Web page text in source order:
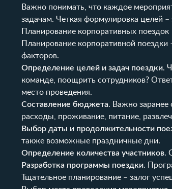
Важно понимать, что каждое
задачам. Четкая формулировка целей –
Планирование корпоративных поездок
Планирование корпоративной
факторов.
Определение целей и задач поездки.
команде, поощрить сотрудников?
место проведения.
Составление бюджета. Важно заранее
расходы, проживание, питание,
Выбор даты и продолжительности
также возможные праздничные дни.
Определение количества участников.
Разработка программы поездки.
Тщательное планирование – залог